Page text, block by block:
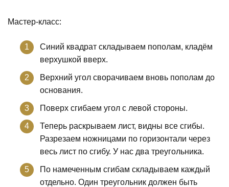
Мастер-класс:
Синий квадрат складываем пополам, кладём
верхушкой вверх.
Верхний угол сворачиваем вновь пополам до
основания.
Поверх сгибаем угол с левой стороны.
Теперь раскрываем лист, видны все сгибы.
Разрезаем ножницами по горизонтали через
весь лист по сгибу. У нас два треугольника.
По намеченным сгибам складываем каждый
отдельно. Один треугольник должен быть